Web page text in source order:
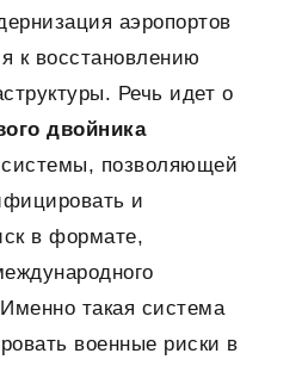
аэропортов
к восстановлению
Речь идет о
двойника
позволяющей
и
в формате,
такая система
военные риски в